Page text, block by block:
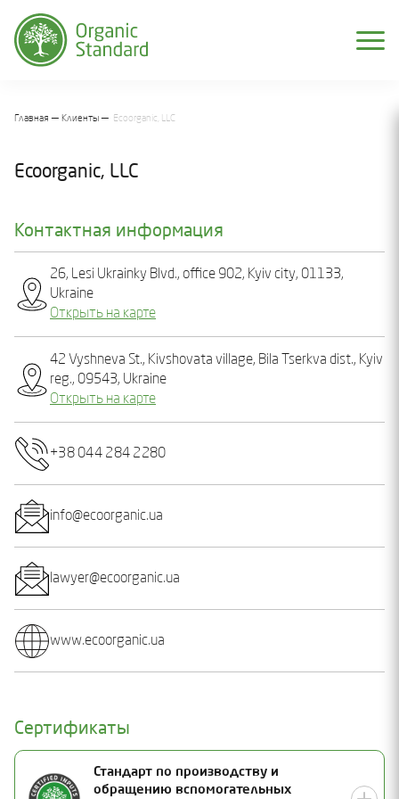
Главная Клиенты Ecoorganic, LLC
Ecoorganic, LLC
Контактная информация
26, Lesi Ukrainky Blvd., office 902, Kyiv city, 01133,
Ukraine
Открыть на карте
42 Vyshnеva St., Kіvshovata village, Bila Tserkva dist., Kyiv
reg., 09543, Ukraine
Открыть на карте
+38 044 284 2280
info@ecoorganic.ua
lawyer@ecoorganic.ua
www.ecoorganic.ua
Сертификаты
Стандарт по производству и
обращению вспомогательных